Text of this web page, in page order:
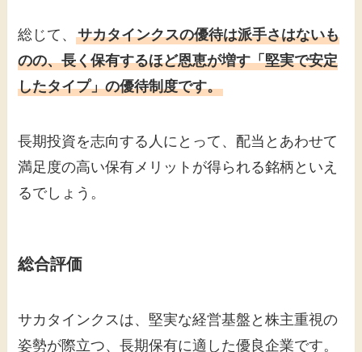
総じて、サカタインクスの優待は派手さはないも
のの、長く保有するほど恩恵が増す「堅実で安定
したタイプ」の優待制度です。
長期投資を志向する人にとって、配当とあわせて
満足度の高い保有メリットが得られる銘柄といえ
るでしょう。
総合評価
サカタインクスは、堅実な経営基盤と株主重視の
姿勢が際立つ、長期保有に適した優良企業です。